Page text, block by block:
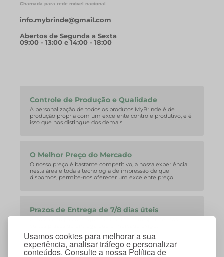
Usamos cookies para melhorar a sua
experiência, analisar tráfego e personalizar
conteúdos. Consulte a nossa Política de
Chamada para rede móvel nacional
info.mybrinde@gmail.com
Abertos de Segunda a Sexta
09:00 - 13:00 e 14:00 - 18:00
Controle de Produção e Qualidade
A personalização de todos os produtos MyBrinde é de
produção própria com um excelente controle produtivo, e é
isso que nos distingue dos demais.
O Melhor Preço do Mercado
O nosso preço é bastante competitivo, a nossa experiência
nesta área e toda a tecnologia de impressão de que
dispomos, permite-nos oferecer um excelente preço.
Prazos de Entrega de 7/8 dias úteis